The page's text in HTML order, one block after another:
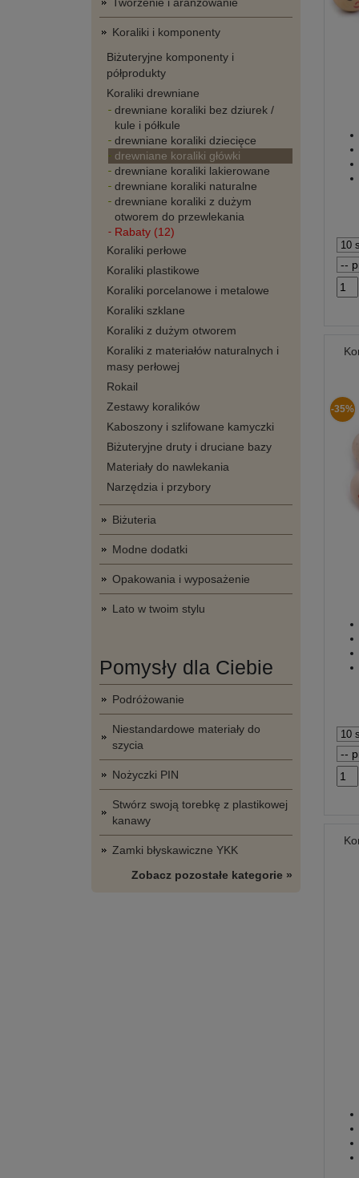
Koraliki i komponenty
Biżuteryjne komponenty i
półprodukty
Koraliki drewniane
drewniane koraliki bez dziurek /
kule i półkule
drewniane koraliki dziecięce
drewniane koraliki główki
drewniane koraliki lakierowane
drewniane koraliki naturalne
drewniane koraliki z dużym
otworem do przewlekania
Rabaty (12)
Koraliki perłowe
Koraliki plastikowe
Koraliki porcelanowe i metalowe
Koraliki szklane
Koraliki z dużym otworem
Koraliki z materiałów naturalnych i
masy perłowej
Rokail
Zestawy koralików
Kaboszony i szlifowane kamyczki
Biżuteryjne druty i druciane bazy
Materiały do nawlekania
Narzędzia i przybory
Biżuteria
Modne dodatki
Opakowania i wyposażenie
Lato w twoim stylu
Pomysły dla Ciebie
Podróżowanie
Niestandardowe materiały do
szycia
Nożyczki PIN
Stwórz swoją torebkę z plastikowej
kanawy
Zamki błyskawiczne YKK
Zobacz pozostałe kategorie »
-35%